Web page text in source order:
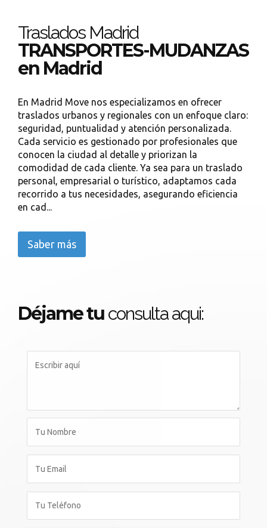
Traslados Madrid
TRANSPORTES-MUDANZAS
en Madrid
En Madrid Move nos especializamos en ofrecer
traslados urbanos y regionales con un enfoque claro:
seguridad, puntualidad y atención personalizada.
Cada servicio es gestionado por profesionales que
conocen la ciudad al detalle y priorizan la
comodidad de cada cliente. Ya sea para un traslado
personal, empresarial o turístico, adaptamos cada
recorrido a tus necesidades, asegurando eficiencia
en cad...
Saber más
Déjame tu consulta aqui: